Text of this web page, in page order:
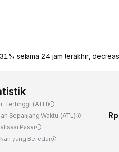
selama 24 jam terakhir,
Tertinggi (ATH)
Sepanjang Waktu (ATL)
Pasar
yang Beredar